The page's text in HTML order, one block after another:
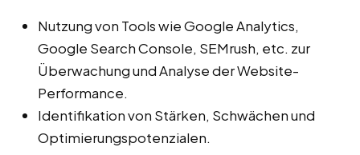
Nutzung von Tools wie Google Analytics,
Google Search Console, SEMrush, etc. zur
Überwachung und Analyse der Website-
Performance.
Identifikation von Stärken, Schwächen und
Optimierungspotenzialen.